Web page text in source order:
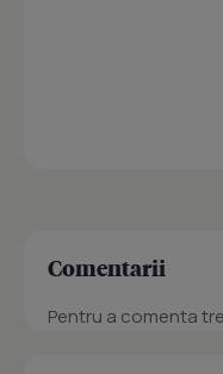
Comentarii
Pentru a comenta